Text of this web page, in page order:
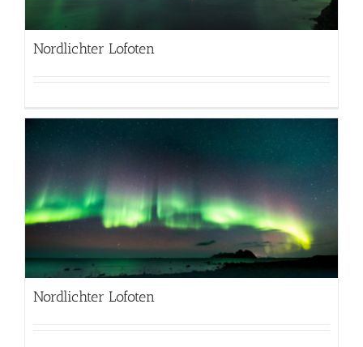
Nordlichter Lofoten
Nordlichter Lofoten